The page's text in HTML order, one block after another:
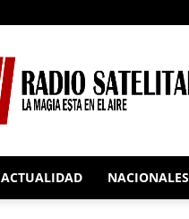
SATELITAL
ACTUALIDAD NACIONALES